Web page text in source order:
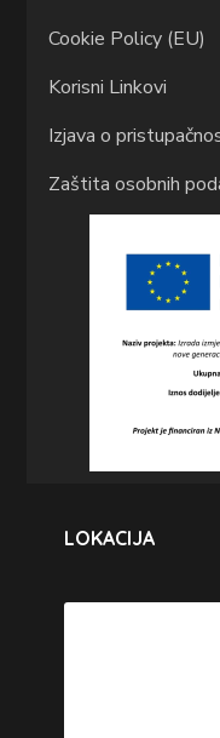
Cookie Policy (EU)
Korisni Linkovi
Izjava o
Zaštita osobnih
LOKACIJA